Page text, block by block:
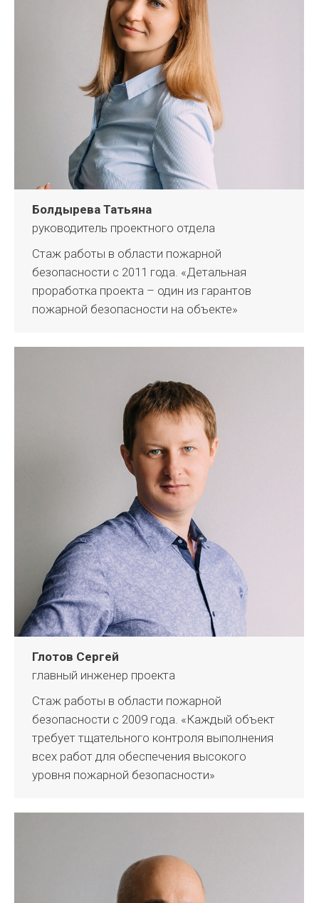
Болдырева Татьяна
руководитель проектного отдела
Стаж работы в области пожарной
безопасности с 2011 года. «Детальная
проработка проекта – один из гарантов
пожарной безопасности на объекте»
Глотов Сергей
главный инженер проекта
Стаж работы в области пожарной
безопасности с 2009 года. «Каждый объект
требует тщательного контроля выполнения
всех работ для обеспечения высокого
уровня пожарной безопасности»